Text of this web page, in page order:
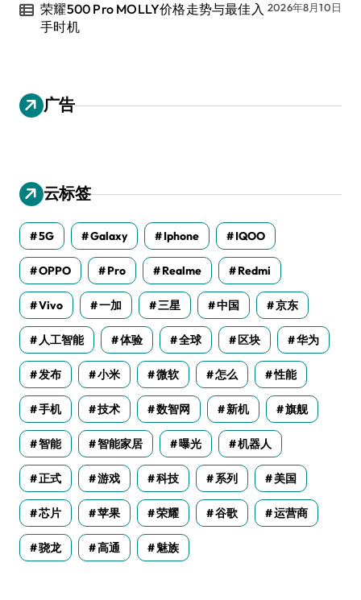
荣耀500 Pro MOLLY价格走势与最佳入
手时机
2026年8月10日
广告
云标签
5G Galaxy Iphone IQOO
OPPO Pro Realme Redmi
Vivo 一加 三星 中国 京东
人工智能 体验 全球 区块 华为
发布 小米 微软 怎么 性能
手机 技术 数智网 新机 旗舰
智能 智能家居 曝光 机器人
正式 游戏 科技 系列 美国
芯片 苹果 荣耀 谷歌 运营商
骁龙 高通 魅族